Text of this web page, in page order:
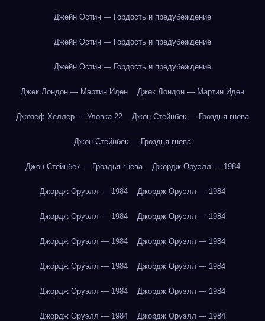
Джейн Остин — Гордость и предубеждение
Джейн Остин — Гордость и предубеждение
Джейн Остин — Гордость и предубеждение
Джек Лондон — Мартин Иден Джек Лондон — Мартин Иден
Джозеф Хеллер — Уловка-22 Джон Стейнбек — Гроздья гнева
Джон Стейнбек — Гроздья гнева
Джон Стейнбек — Гроздья гнева Джордж Оруэлл — 1984
Джордж Оруэлл — 1984 Джордж Оруэлл — 1984
Джордж Оруэлл — 1984 Джордж Оруэлл — 1984
Джордж Оруэлл — 1984 Джордж Оруэлл — 1984
Джордж Оруэлл — 1984 Джордж Оруэлл — 1984
Джордж Оруэлл — 1984 Джордж Оруэлл — 1984
Джордж Оруэлл — 1984 Джордж Оруэлл — 1984